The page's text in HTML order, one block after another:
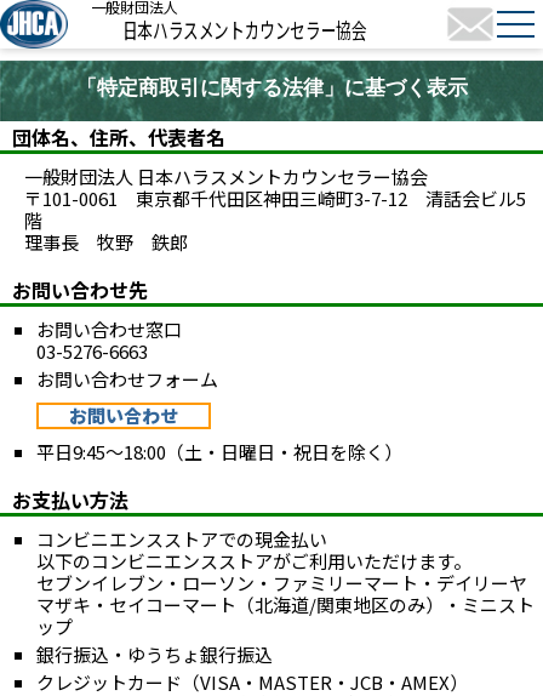
一般財団法人
日本ハラスメントカウンセラー協会
「特定商取引に関する法律」に基づく表示
団体名、住所、代表者名
一般財団法人 日本ハラスメントカウンセラー協会
〒101-0061 東京都千代田区神田三崎町3-7-12 清話会ビル5
階
理事長 牧野 鉄郎
お問い合わせ先
お問い合わせ窓口
03-5276-6663
お問い合わせフォーム
お問い合わせ
平日9:45～18:00（土・日曜日・祝日を除く）
お支払い方法
コンビニエンスストアでの現金払い
以下のコンビニエンスストアがご利用いただけます。
セブンイレブン・ローソン・ファミリーマート・デイリーヤ
マザキ・セイコーマート（北海道/関東地区のみ）・ミニスト
ップ
銀行振込・ゆうちょ銀行振込
クレジットカード（VISA・MASTER・JCB・AMEX）